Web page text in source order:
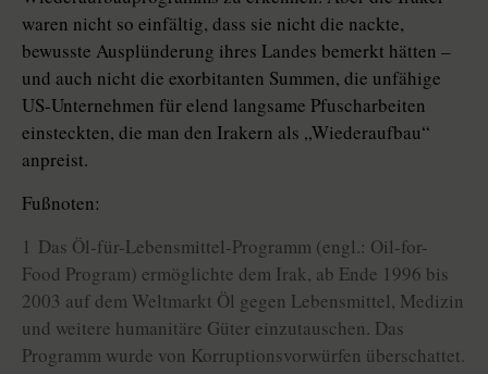
waren nicht so einfältig, dass sie nicht die nackte,
bewusste Ausplünderung ihres Landes bemerkt hätten –
und auch nicht die exorbitanten Summen, die unfähige
US-Unternehmen für elend langsame Pfuscharbeiten
einsteckten, die man den Irakern als „Wiederaufbau“
anpreist.
Fußnoten:
1 Das Öl-für-Lebensmittel-Programm (engl.: Oil-for-
Food Program) ermöglichte dem Irak, ab Ende 1996 bis
2003 auf dem Weltmarkt Öl gegen Lebensmittel, Medizin
und weitere humanitäre Güter einzutauschen. Das
Programm wurde von Korruptionsvorwürfen überschattet.